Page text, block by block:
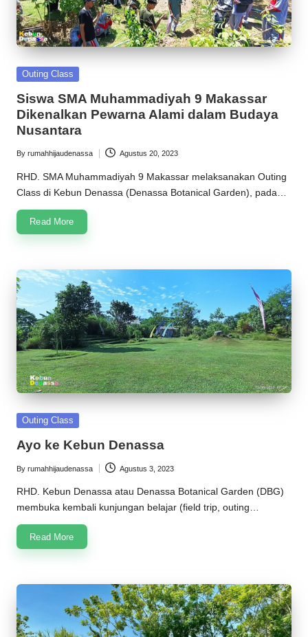
Posted
Outing Class
Siswa SMA Muhammadiyah 9 Makassar
Dikenalkan Pewarna Alami dalam Budaya
Nusantara
Posted
by
By rumahhijaudenassa Agustus 20, 2023
RHD. SMA Muhammadiyah 9 Makassar melaksanakan Outing
Class di Kebun Denassa (Denassa Botanical Garden), pada…
Read More
Posted
Outing Class
Ayo ke Kebun Denassa
Posted
by
By rumahhijaudenassa Agustus 3, 2023
RHD. Kebun Denassa atau Denassa Botanical Garden (DBG)
membuka kembali kunjungan belajar (field trip, outing…
Read More